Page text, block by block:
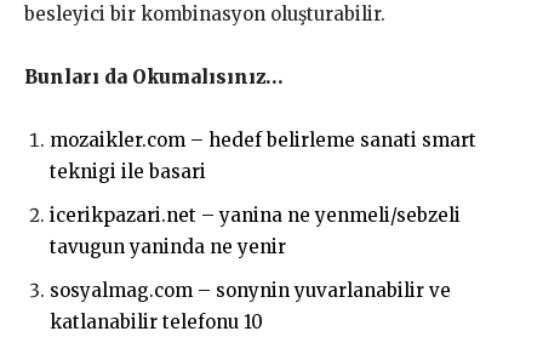
besleyici bir kombinasyon oluşturabilir.
Bunları da Okumalısınız…
mozaikler.com – hedef belirleme sanati smart
teknigi ile basari
icerikpazari.net – yanina ne yenmeli/sebzeli
tavugun yaninda ne yenir
sosyalmag.com – sonynin yuvarlanabilir ve
katlanabilir telefonu 10